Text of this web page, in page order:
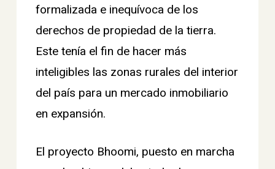
formalizada e inequívoca de los
derechos de propiedad de la tierra.
Este tenía el fin de hacer más
inteligibles las zonas rurales del interior
del país para un mercado inmobiliario
en expansión.
El proyecto Bhoomi, puesto en marcha